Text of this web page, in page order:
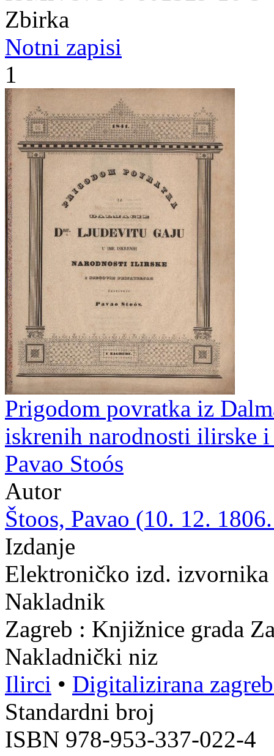
Zbirka
Notni zapisi
1
Prigodom povratka iz
iskrenih narodnosti ilirske
Pavao Stoós
Autor
Štoos, Pavao (10. 12.
Izdanje
Elektroničko izd.
Nakladnik
Zagreb : Knjižnice grada
Nakladnički niz
Ilirci • Digitalizirana
Standardni broj
ISBN 978-953-337-022-4